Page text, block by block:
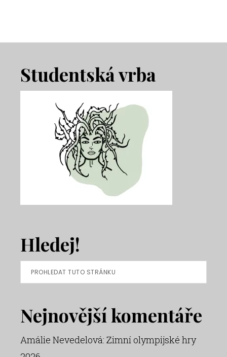
Footer
Studentská vrba
Hledej!
Prohledat
tuto
Nejnovější komentáře
Amálie Nevedelová: Zimní olympijské hry